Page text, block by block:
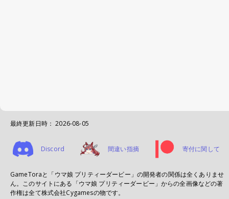
最終更新日時： 2026-08-05
Discord 間違い指摘 寄付に関して
GameToraと「ウマ娘 プリティーダービー」の開発者の関係は全くありませ
ん。このサイトにある「ウマ娘 プリティーダービー」からの全画像などの著
作権は全て株式会社Cygamesの物です。